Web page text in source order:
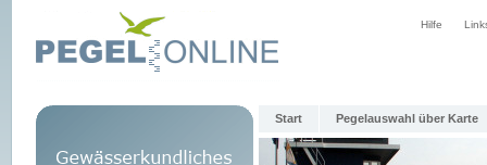
Hilfe
Start Pegelauswahl über Karte